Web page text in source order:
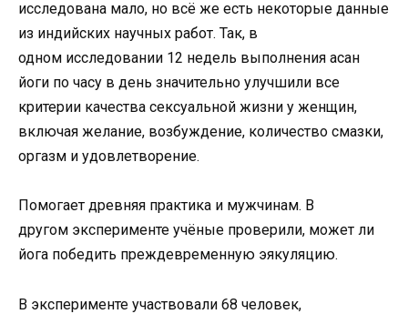
исследована мало, но всё же есть некоторые данные
из индийских научных работ. Так, в
одном исследовании 12 недель выполнения асан
йоги по часу в день значительно улучшили все
критерии качества сексуальной жизни у женщин,
включая желание, возбуждение, количество смазки,
оргазм и удовлетворение.
Помогает древняя практика и мужчинам. В
другом эксперименте учёные проверили, может ли
йога победить преждевременную эякуляцию.
В эксперименте участвовали 68 человек,